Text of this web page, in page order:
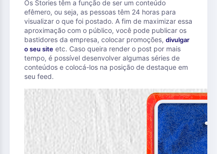
Os Stories têm a função de ser um conteúdo
efêmero, ou seja, as pessoas têm 24 horas para
visualizar o que foi postado. A fim de maximizar essa
aproximação com o público, você pode publicar os
bastidores da empresa, colocar promoções, divulgar
o seu site etc. Caso queira render o post por mais
tempo, é possível desenvolver algumas séries de
conteúdos e colocá-los na posição de destaque em
seu feed.